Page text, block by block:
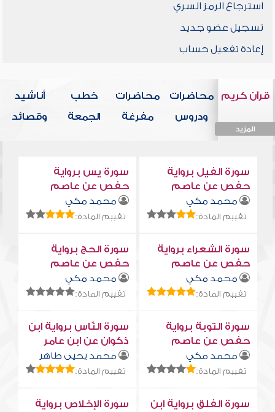
استرجاع الرمز السري
تسجيل عضو جديد
إعادة تفعيل حساب
قرآن كريم
المزيد
محاضرات
ودروس
محاضرات
مفرغة
خطب
الجمعة
أناشيد
وقصائد
سورة الفيل برواية
حفص عن عاصم
محمد مكي
تقييم المادة:
سورة يس برواية
حفص عن عاصم
محمد مكي
تقييم المادة:
سورة الشعراء برواية
حفص عن عاصم
محمد مكي
تقييم المادة:
سورة الحج برواية
حفص عن عاصم
محمد مكي
تقييم المادة:
سورة التوبة برواية
حفص عن عاصم
محمد مكي
تقييم المادة:
سورة النّاس برواية ابن
ذكوان عن ابن عامر
محمد يحيى طاهر
تقييم المادة:
سورة الفلق برواية ابن
سورة الإخلاص برواية